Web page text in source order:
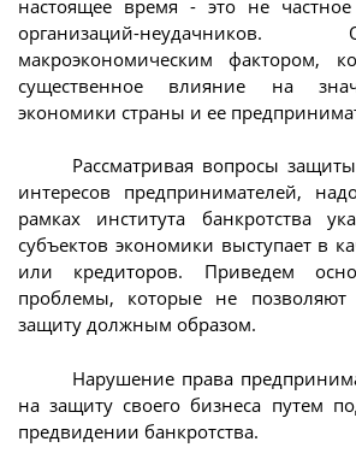
настоящее время - это не
организаций-
макроэкономическим фактором,
существенное влияние на
экономики страны и ее
Рассматривая вопросы
интересов предпринимателей,
рамках института банкротства
субъектов экономики выступает в
или кредиторов. Приведем
проблемы, которые не позволяют
защиту должным образом.
Нарушение права
на защиту своего бизнеса путем
предвидении банкротства.